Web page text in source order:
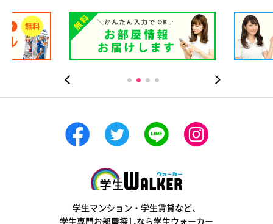
学生マンション・学生賃貸など、
学生専門お部屋探しなら学生ウォーカー